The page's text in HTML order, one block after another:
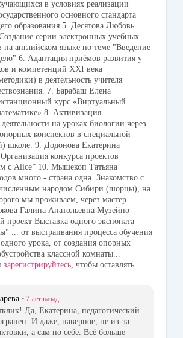
в условиях реализации
основного стандарта
образования 5. Десятова Любовь
серии электронных учебных
на английском языке по теме "Введение
6. Адаптация приёмов развития у
и компетенций XXI века
в деятельность учителя
7. Барабаш Елена
курс «Виртуальный
8. Активизация
на уроках биологии через
конспектов в специальной
школе. 9. Додонова Екатерина
конкурса проектов
с Alice” 10. Мышекоп Татьяна
много - страна одна. Знакомство с
народом Сибири (шорцы), на
мы проживаем, через мастер-
Галина Анатольевна Музейно-
проект Выставка одного экспоната
... от выстраивания процесса обучения
урока, от создания опорных
классной комнаты...
зарегистрируйтесь , чтобы оставлять
• 7 лет назад
Да, Екатерина, педагогический
И даже, наверное, не из-за
а сам по себе. Всё больше